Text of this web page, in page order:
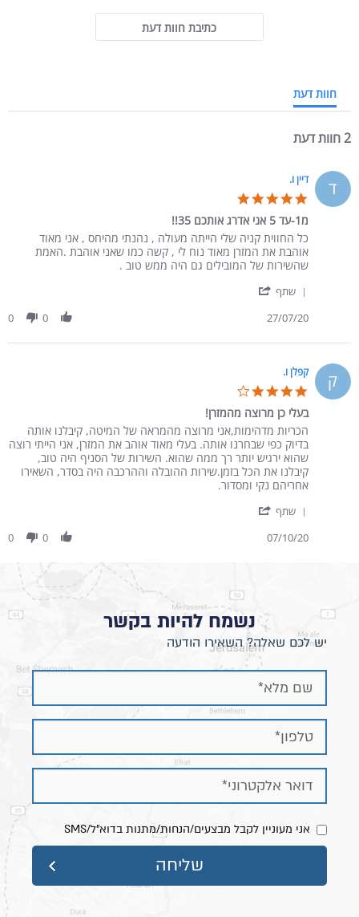
כתיבת חוות דעת
חוות דעת
2 חוות דעת
ד דיין ו.
מ1-עד 5 אני אדרג אותכם 35!!
Review by דיין ו. on 27 Jul 2020
review stating מ1-עד 5 אני אדרג אותכם 35!!
כל החווית קניה שלי הייתה מעולה , נהנתי מהיחס , אני מאוד
אוהבת את המזרן מאוד נוח לי , קשה כמו שאני אוהבת .האמת
שהשירות של המובילים גם היה ממש טוב .
שתף
27/07/20
0
0
ק קפלן ו.
בעלי כן מרוצה מהמזרן!
Review by קפלן ו. on 7 Oct 2020
review stating בעלי כן מרוצה מהמזרן!
הכריות מדהימות,אני מרוצה מהמראה של המיטה, קיבלנו אותה
בדיוק כפי שבחרנו אותה. בעלי מאוד אוהב את המזרן, אני הייתי רוצה
שהוא ירגיש יותר רך ממה שהוא. השירות של הסניף היה טוב,
קיבלנו את הכל בזמן.שירות ההובלה וההרכבה היה בסדר, השאירו
אחריהם נקי ומסדור.
שתף
07/10/20
0
0
נשמח להיות בקשר
יש לכם שאלה? השאירו הודעה
אני מעוניין לקבל מבצעים/הנחות/מתנות בדוא"ל/SMS